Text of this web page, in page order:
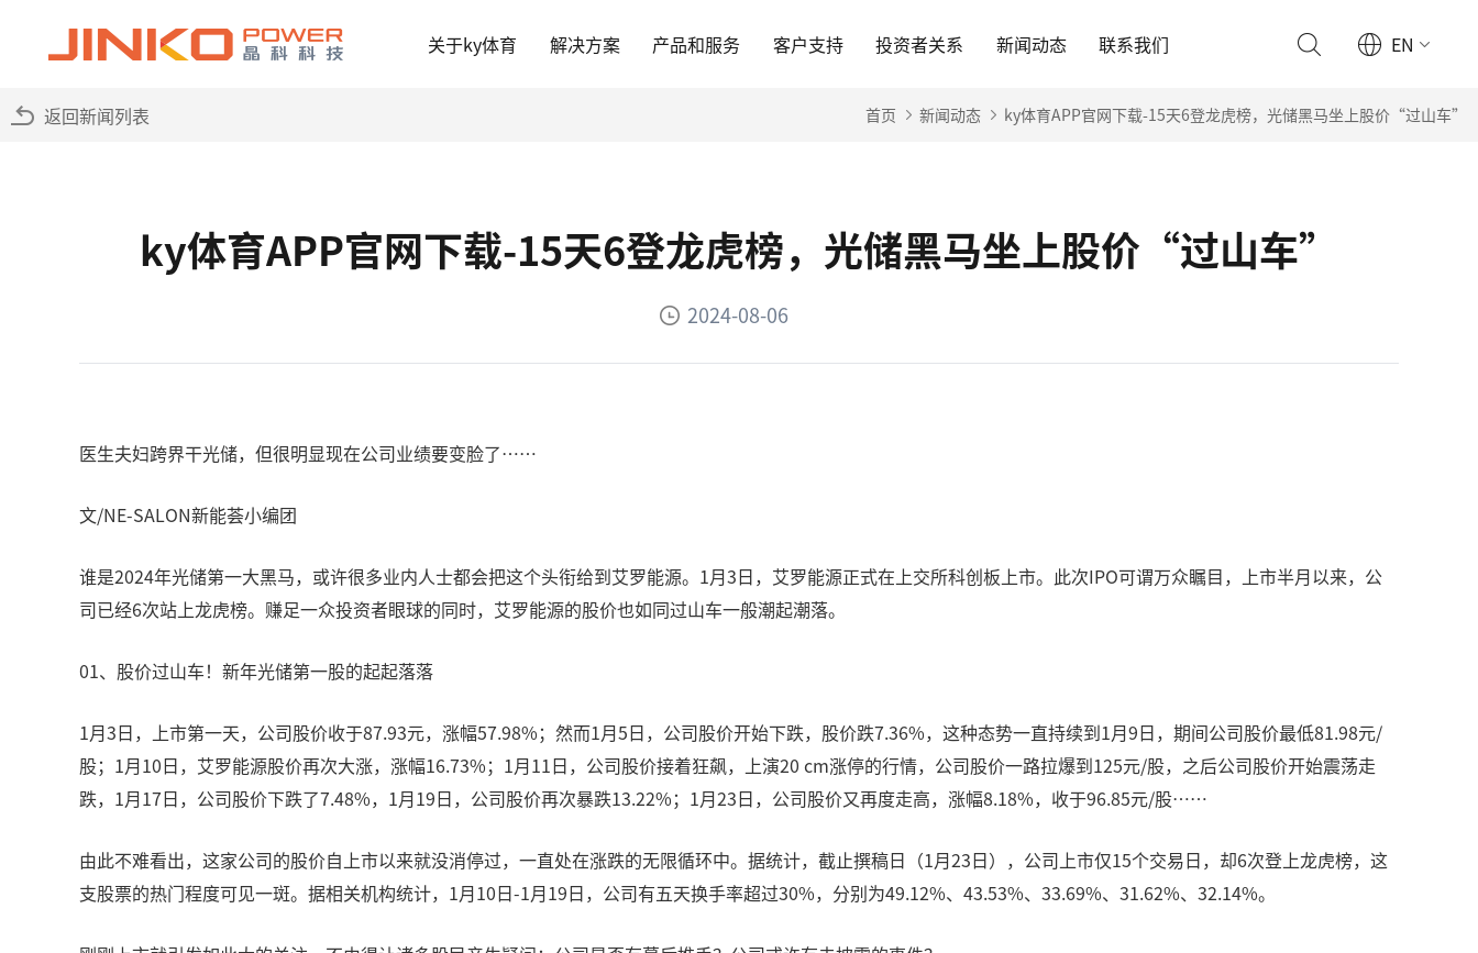
关于ky体育 解决方案 产品和服务 客户支持 投资者关系 新闻动态 联系我们 EN
返回新闻列表 首页 新闻动态 ky体育APP官网下载-15天6登龙虎榜，光储黑马坐上股价“过山车”
ky体育APP官网下载-15天6登龙虎榜，光储黑马坐上股价“过山车”
2024-08-06
医生夫妇跨界干光储，但很明显现在公司业绩要变脸了……
文/NE-SALON新能荟小编团
谁是2024年光储第一大黑马，或许很多业内人士都会把这个头衔给到艾罗能源。1月3日，艾罗能源正式在上交所科创板上市。此次IPO可谓万众瞩目，上市半月以来，公
司已经6次站上龙虎榜。赚足一众投资者眼球的同时，艾罗能源的股价也如同过山车一般潮起潮落。
01、股价过山车！新年光储第一股的起起落落
1月3日，上市第一天，公司股价收于87.93元，涨幅57.98%；然而1月5日，公司股价开始下跌，股价跌7.36%，这种态势一直持续到1月9日，期间公司股价最低81.98元/
股；1月10日，艾罗能源股价再次大涨，涨幅16.73%；1月11日，公司股价接着狂飙，上演20 cm涨停的行情，公司股价一路拉爆到125元/股，之后公司股价开始震荡走
跌，1月17日，公司股价下跌了7.48%，1月19日，公司股价再次暴跌13.22%；1月23日，公司股价又再度走高，涨幅8.18%，收于96.85元/股……
由此不难看出，这家公司的股价自上市以来就没消停过，一直处在涨跌的无限循环中。据统计，截止撰稿日（1月23日），公司上市仅15个交易日，却6次登上龙虎榜，这
支股票的热门程度可见一斑。据相关机构统计，1月10日-1月19日，公司有五天换手率超过30%，分别为49.12%、43.53%、33.69%、31.62%、32.14%。